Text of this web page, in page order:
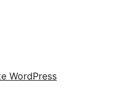
WordPress